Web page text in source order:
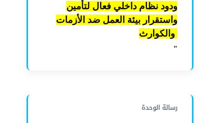
ودود نظام داخلي فعال لتأمين
واستقرار بيئة العمل ضد الأزمات
والكوارث
"
رسالة الوحدة